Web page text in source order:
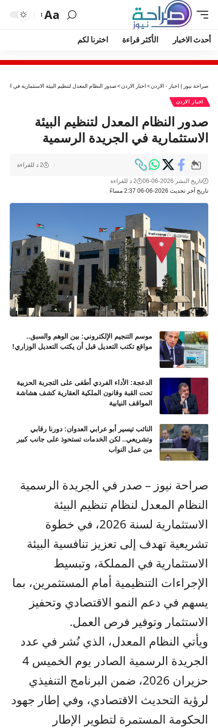
Aa
أحدث الاخبار الأكثر قراءة اخترنا لكم
صراحة نيوز | اخبار - الاردن> اخبار الاردن>صدور النظام المعدل لتنظيم البيئة الاستثمارية في
اخبار الاردن
صدور النظام المعدل لتنظيم البيئة
الاستثمارية في الجريدة الرسمية
تاريخ آخر تحديث 2026-06-06 2:37 مساءً
تاريخ النشر 2026-06-06 2 د للقراءة
2 د للقراءة
موسم التنجيم الإلكتروني: بين الوهم والسبق..
مواقع تكتب التعديل قبل أن يكتب التعديل الوزاري!
الدعجة: الأداء الفردي أطغى على التجربة الحزبية
تحت القبة وقانون الملكية العقارية كشف هشاشة
المواقف النيابية
النائب تيسير أبو عرابي العدوان: دورنا رقابي
وتشريعي.. لكن الخدمات تستحوذ على جانب كبير
من عمل النواب
صراحة نيوز – صدر في الجريدة الرسمية
النظام المعدل لنظام تنظيم البيئة
الاستثمارية لسنة 2026، في خطوة
تشريعية تهدف إلى تعزيز تنافسية البيئة
الاستثمارية في المملكة، وتبسيط
الإجراءات التنظيمية أمام المستثمرين، بما
يسهم في دعم النمو الاقتصادي وتحفيز
الاستثمار وتوفير فرص العمل.
ويأتي النظام المعدل، الذي نُشر في عدد
الجريدة الرسمية الصادر يوم الخميس 4
حزيران 2026، ضمن البرنامج التنفيذي
لرؤية التحديث الاقتصادي، وفي إطار جهود
الحكومة المستمرة لتطوير الإطار